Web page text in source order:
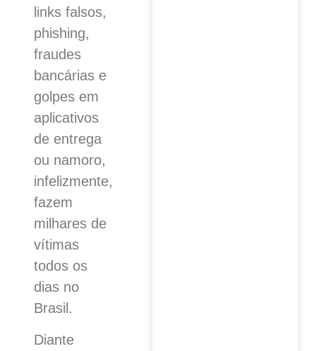
links falsos,
phishing,
fraudes
bancárias e
golpes em
aplicativos
de entrega
ou namoro,
infelizmente,
fazem
milhares de
vítimas
todos os
dias no
Brasil.
Diante